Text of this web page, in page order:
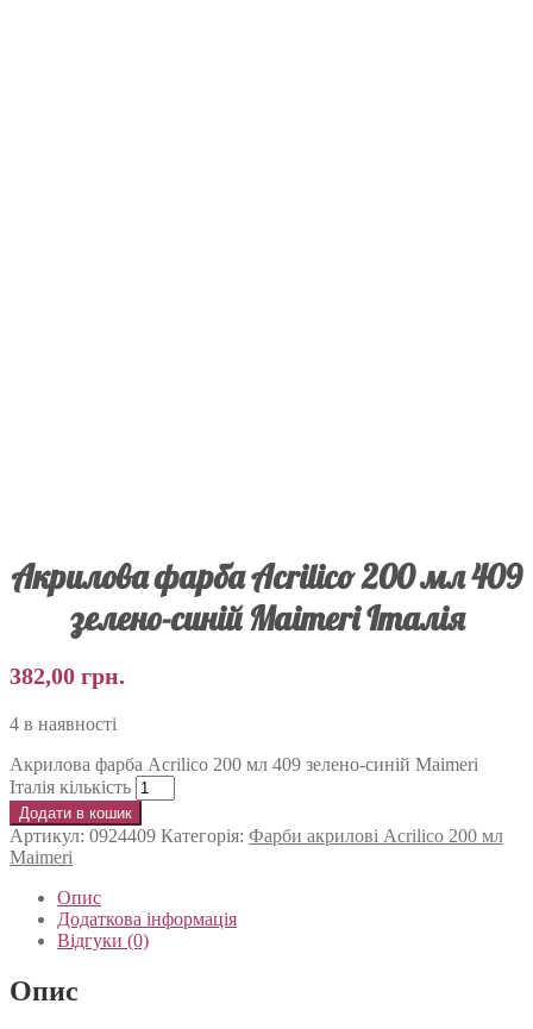
Акрилова фарба Acrilico 200 мл 409
зелено-синій Maimeri Італія
382,00 грн.
4 в наявності
Акрилова фарба Acrilico 200 мл 409 зелено-синій Maimeri
Італія кількість
Додати в кошик
Артикул: 0924409 Категорія: Фарби акрилові Acrilico 200 мл
Maimeri
Опис
Додаткова інформація
Відгуки (0)
Опис